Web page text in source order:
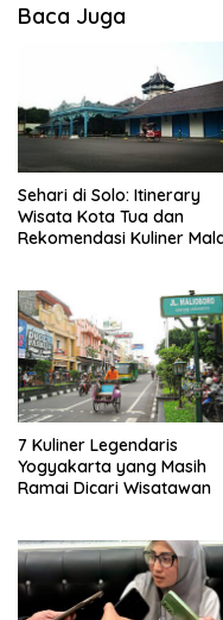
Baca Juga
Sehari di Solo: Itinerary
Wisata Kota Tua dan
Rekomendasi Kuliner
7 Kuliner Legendaris
Yogyakarta yang Masih
Ramai Dicari Wisatawan